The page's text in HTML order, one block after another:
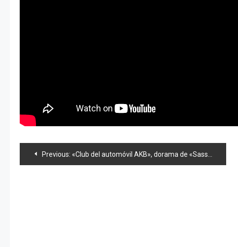
Navegación
Previous: «Club del automóvil AKB», dorama de «Sasshii» será llevado al cine y videos+foto sorpresa